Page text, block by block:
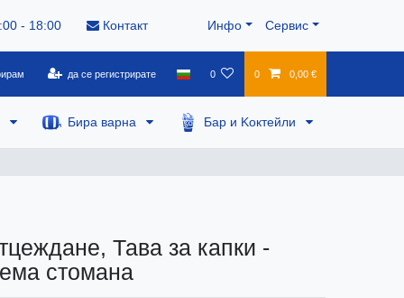
- 18:00 Контакт Инфо Сервис
да се регистрирате 0 0 0,00 €
Бира варна Бар и Kоктейли
Тава за капки -
стомана